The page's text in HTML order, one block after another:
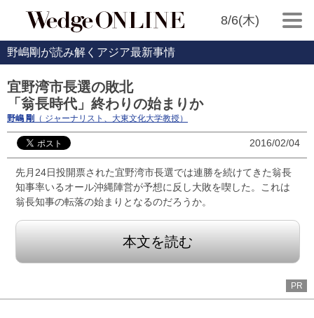
8/6(木)
野嶋剛が読み解くアジア最新事情
宜野湾市長選の敗北
「翁長時代」終わりの始まりか
野嶋 剛 （ ジャーナリスト、大東文化大学教授）
2016/02/04
先月24日投開票された宜野湾市長選では連勝を続けてきた翁長
知事率いるオール沖縄陣営が予想に反し大敗を喫した。これは
翁長知事の転落の始まりとなるのだろうか。
本文を読む
PR